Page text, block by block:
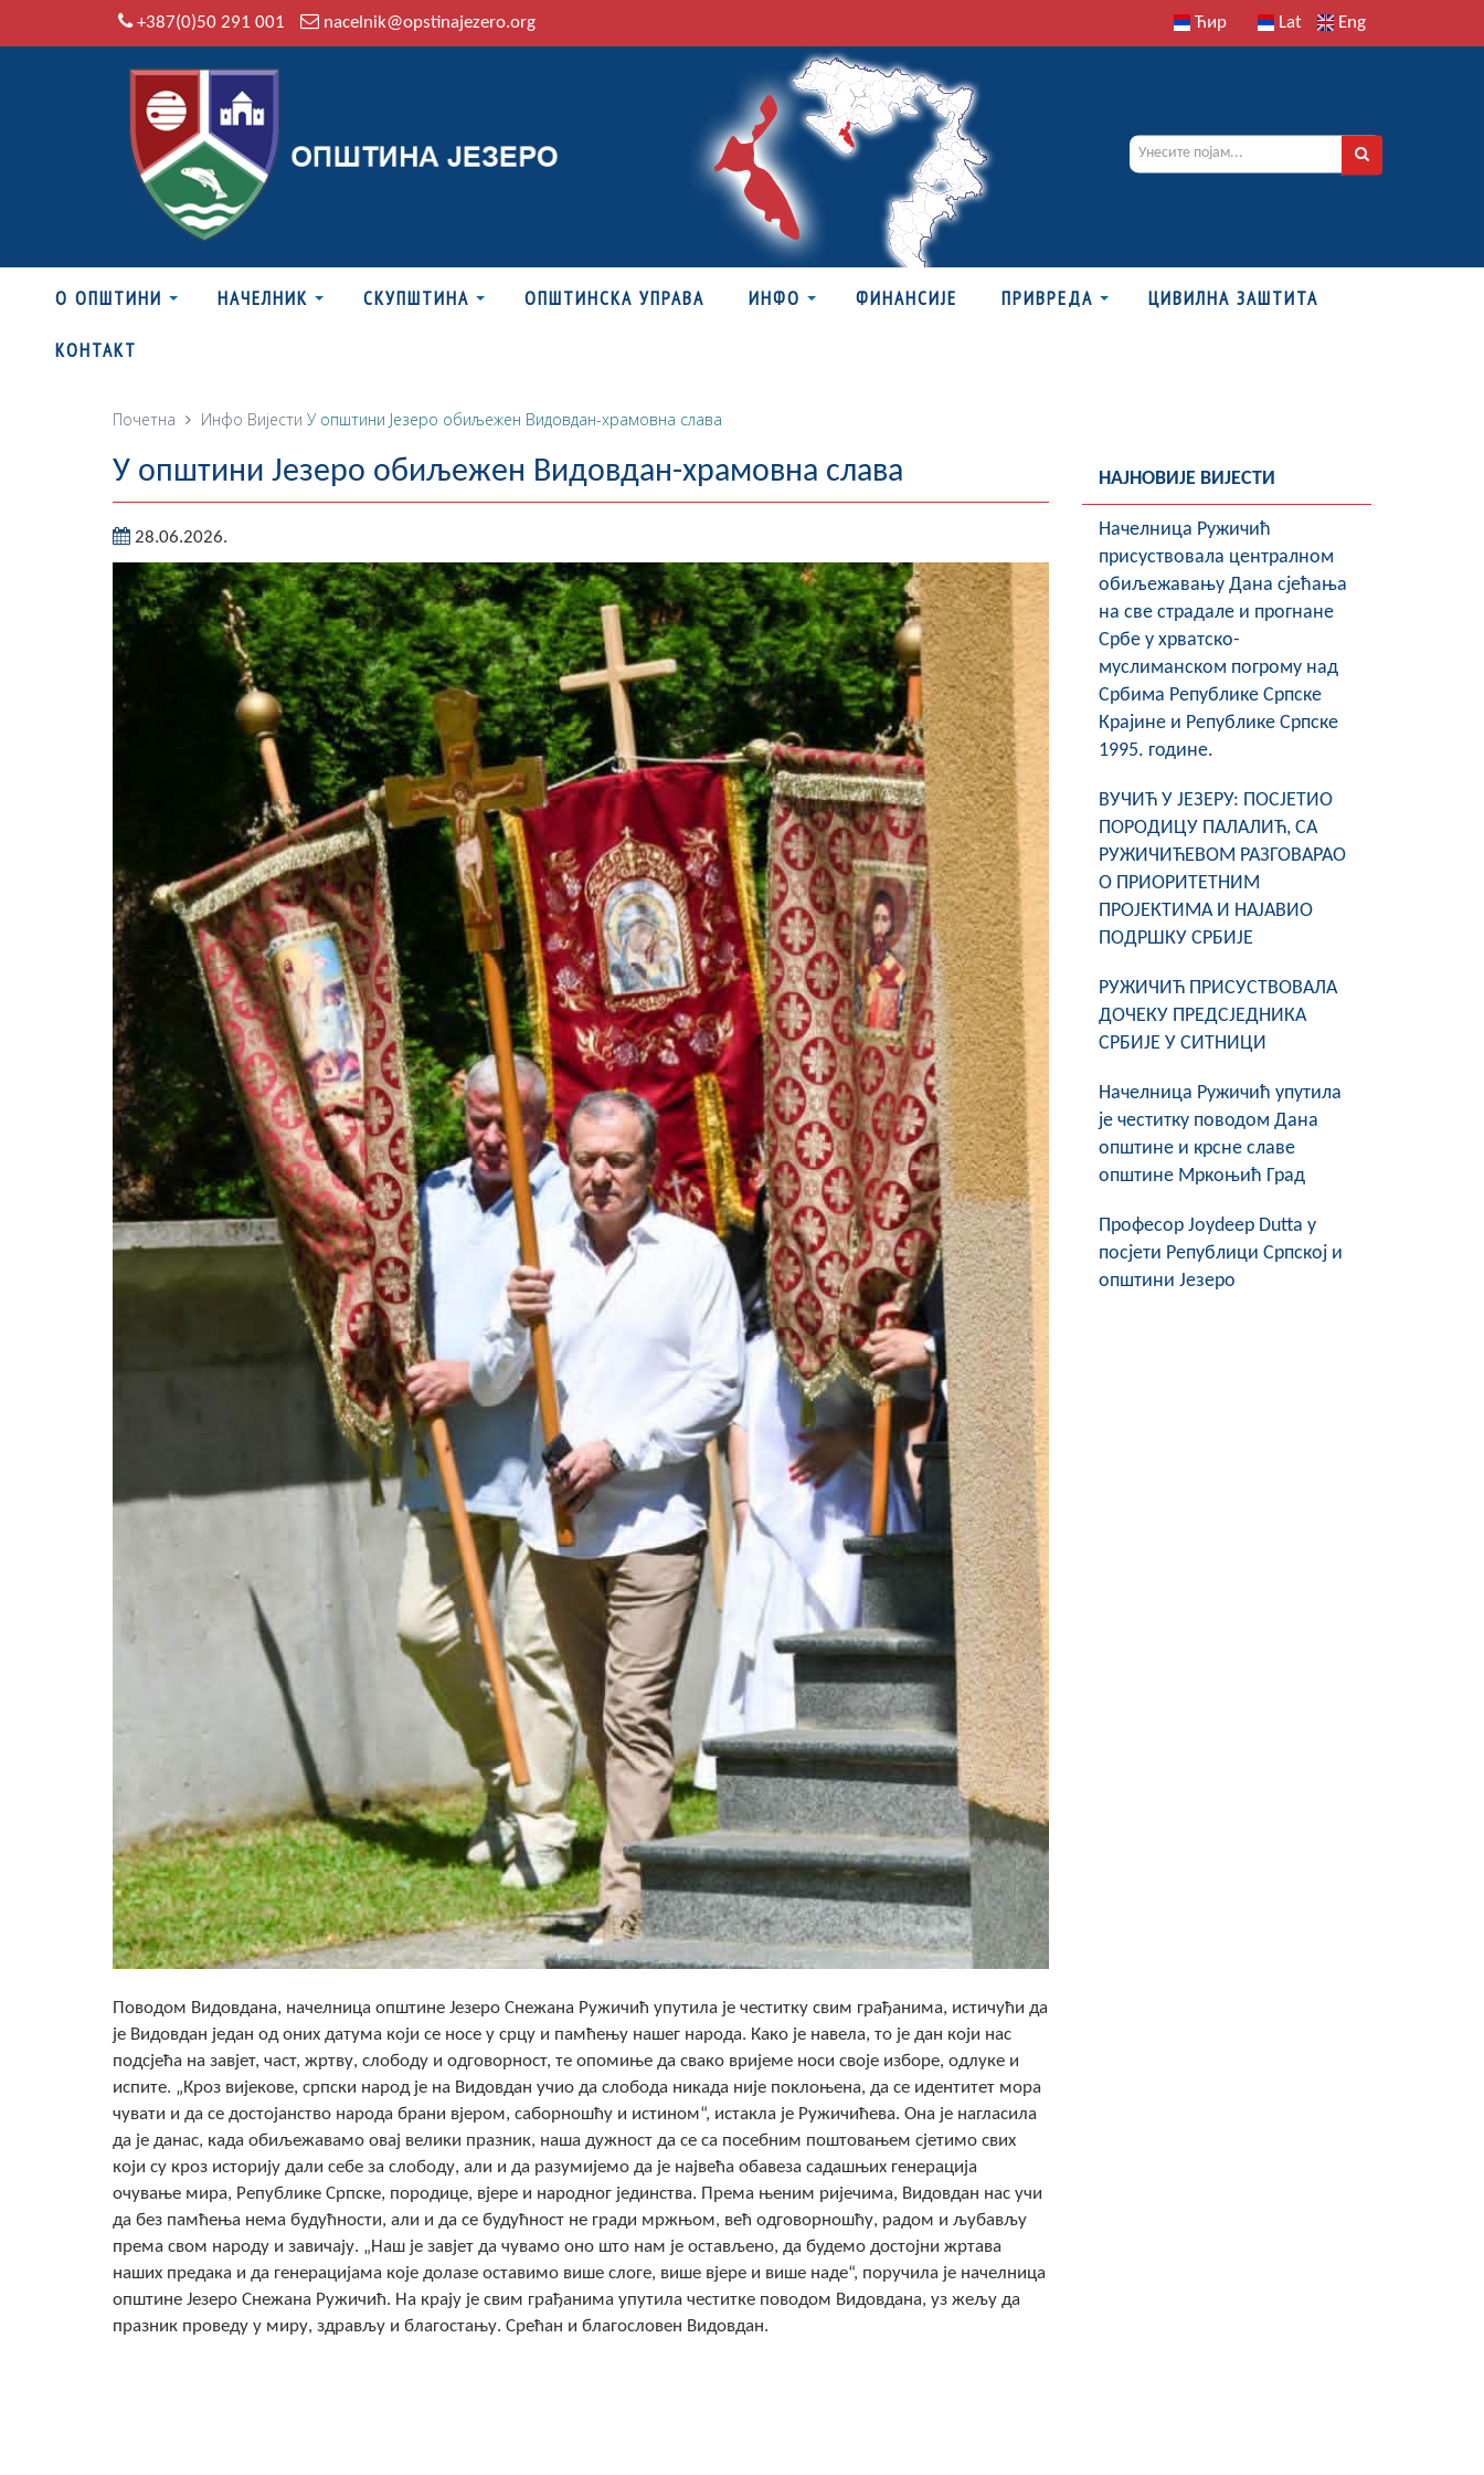
+387(0)50 291 001 nacelnik@opstinajezero.org Ћир Lat Eng
О ОПШТИНИ НАЧЕЛНИК СКУПШТИНА ОПШТИНСКА УПРАВА ИНФО ФИНАНСИЈЕ ПРИВРЕДА ЦИВИЛНА ЗАШТИТА
КОНТАКТ
Почетна Инфо Вијести У општини Језеро обиљежен Видовдан-храмовна слава
У општини Језеро обиљежен Видовдан-храмовна слава
28.06.2026.
Поводом Видовдана, начелница општине Језеро Снежана Ружичић упутила је честитку свим грађанима, истичући да
је Видовдан један од оних датума који се носе у срцу и памћењу нашег народа. Како је навела, то је дан који нас
подсјећа на завјет, част, жртву, слободу и одговорност, те опомиње да свако вријеме носи своје изборе, одлуке и
испите. „Кроз вијекове, српски народ је на Видовдан учио да слобода никада није поклоњена, да се идентитет мора
чувати и да се достојанство народа брани вјером, саборношћу и истином“, истакла је Ружичићева. Она је нагласила
да је данас, када обиљежавамо овај велики празник, наша дужност да се са посебним поштовањем сјетимо свих
који су кроз историју дали себе за слободу, али и да разумијемо да је највећа обавеза садашњих генерација
очување мира, Републике Српске, породице, вјере и народног јединства. Према њеним ријечима, Видовдан нас учи
да без памћења нема будућности, али и да се будућност не гради мржњом, већ одговорношћу, радом и љубављу
према свом народу и завичају. „Наш је завјет да чувамо оно што нам је остављено, да будемо достојни жртава
наших предака и да генерацијама које долазе оставимо више слоге, више вјере и више наде“, поручила је начелница
општине Језеро Снежана Ружичић. На крају је свим грађанима упутила честитке поводом Видовдана, уз жељу да
празник проведу у миру, здрављу и благостању. Срећан и благословен Видовдан.
НАЈНОВИЈЕ ВИЈЕСТИ
Начелница Ружичић
присуствовала централном
обиљежавању Дана сјећања
на све страдале и прогнане
Србе у хрватско-
муслиманском погрому над
Србима Републике Српске
Крајине и Републике Српске
1995. године.
ВУЧИЋ У ЈЕЗЕРУ: ПОСЈЕТИО
ПОРОДИЦУ ПАЛАЛИЋ, СА
РУЖИЧИЋЕВОМ РАЗГОВАРАО
О ПРИОРИТЕТНИМ
ПРОЈЕКТИМА И НАЈАВИО
ПОДРШКУ СРБИЈЕ
РУЖИЧИЋ ПРИСУСТВОВАЛА
ДОЧЕКУ ПРЕДСЈЕДНИКА
СРБИЈЕ У СИТНИЦИ
Начелница Ружичић упутила
је честитку поводом Дана
општине и крсне славе
општине Мркоњић Град
Професор Joydeep Dutta у
посјети Републици Српској и
општини Језеро